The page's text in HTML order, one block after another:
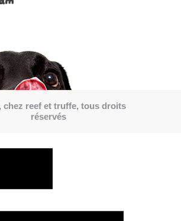
chez reef et truffe, tous droits
réservés